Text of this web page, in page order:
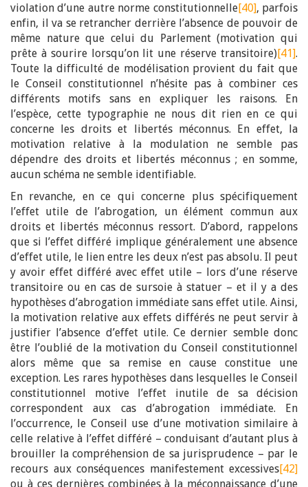
violation d’une autre norme constitutionnelle[40], parfois
enfin, il va se retrancher derrière l’absence de pouvoir de
même nature que celui du Parlement (motivation qui
prête à sourire lorsqu’on lit une réserve transitoire)[41].
Toute la difficulté de modélisation provient du fait que
le Conseil constitutionnel n’hésite pas à combiner ces
différents motifs sans en expliquer les raisons. En
l’espèce, cette typographie ne nous dit rien en ce qui
concerne les droits et libertés méconnus. En effet, la
motivation relative à la modulation ne semble pas
dépendre des droits et libertés méconnus ; en somme,
aucun schéma ne semble identifiable.
En revanche, en ce qui concerne plus spécifiquement
l’effet utile de l’abrogation, un élément commun aux
droits et libertés méconnus ressort. D’abord, rappelons
que si l’effet différé implique généralement une absence
d’effet utile, le lien entre les deux n’est pas absolu. Il peut
y avoir effet différé avec effet utile – lors d’une réserve
transitoire ou en cas de sursoie à statuer – et il y a des
hypothèses d’abrogation immédiate sans effet utile. Ainsi,
la motivation relative aux effets différés ne peut servir à
justifier l’absence d’effet utile. Ce dernier semble donc
être l’oublié de la motivation du Conseil constitutionnel
alors même que sa remise en cause constitue une
exception. Les rares hypothèses dans lesquelles le Conseil
constitutionnel motive l’effet inutile de sa décision
correspondent aux cas d’abrogation immédiate. En
l’occurrence, le Conseil use d’une motivation similaire à
celle relative à l’effet différé – conduisant d’autant plus à
brouiller la compréhension de sa jurisprudence – par le
recours aux conséquences manifestement excessives[42]
ou à ces dernières combinées à la méconnaissance d’une